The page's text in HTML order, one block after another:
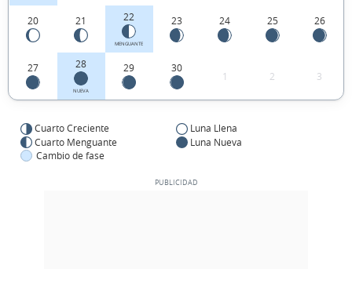
20 21 22
MENGUANTE
23 24 25 26
27 28
NUEVA
29 30
1 2 3
Cuarto Creciente
Luna Llena
Cuarto Menguante
Luna Nueva
Cambio de fase